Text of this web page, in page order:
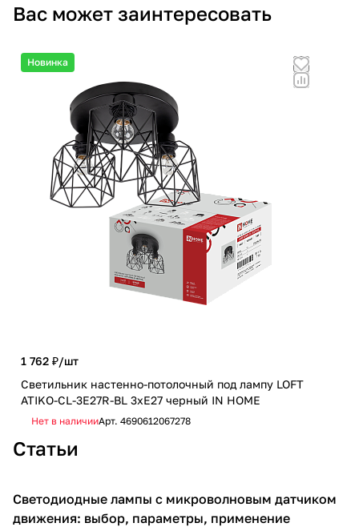
Вас может заинтересовать
Новинка
1 762 ₽/шт
Светильник настенно-потолочный под лампу LOFT
ATIKO-СL-3E27R-BL 3хЕ27 черный IN HOME
Нет в наличииАрт. 4690612067278
Статьи
Освещение для дома
Светодиодные лампы с микроволновым датчиком
движения: выбор, параметры, применение